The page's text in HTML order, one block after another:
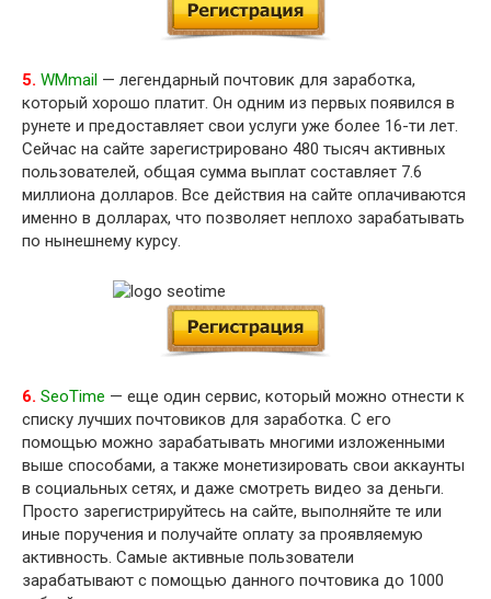
5. WMmail — легендарный почтовик для заработка,
который хорошо платит. Он одним из первых появился в
рунете и предоставляет свои услуги уже более 16-ти лет.
Сейчас на сайте зарегистрировано 480 тысяч активных
пользователей, общая сумма выплат составляет 7.6
миллиона долларов. Все действия на сайте оплачиваются
именно в долларах, что позволяет неплохо зарабатывать
по нынешнему курсу.
6. SeoTime — еще один сервис, который можно отнести к
списку лучших почтовиков для заработка. С его
помощью можно зарабатывать многими изложенными
выше способами, а также монетизировать свои аккаунты
в социальных сетях, и даже смотреть видео за деньги.
Просто зарегистрируйтесь на сайте, выполняйте те или
иные поручения и получайте оплату за проявляемую
активность. Самые активные пользователи
зарабатывают с помощью данного почтовика до 1000